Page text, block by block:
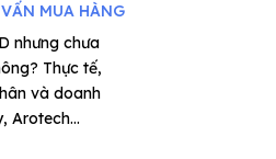
MUA HÀNG
nhưng chưa
Thực tế,
và doanh
Arotech...